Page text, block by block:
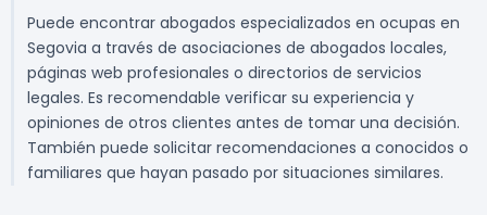
Puede encontrar abogados especializados en ocupas en
Segovia a través de asociaciones de abogados locales,
páginas web profesionales o directorios de servicios
legales. Es recomendable verificar su experiencia y
opiniones de otros clientes antes de tomar una decisión.
También puede solicitar recomendaciones a conocidos o
familiares que hayan pasado por situaciones similares.